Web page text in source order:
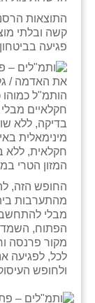
התוצאות
קשה ובלתי
פגיעה
הותמ"ל
חקלאיים
בדיקה, ללא
מינימאלית
חקלאית, ללא
המזון הטרי
החופש הזה,
מהתערבות
מבלי
הפתוח,
מקור פרנסה
לכל, לפגיעה
ולחופש
כפר מישר
כפר מע״ש
כפר מרדכי
כפר סבא (אגרא)
כפר שמריהו
מגשימים
מישר
מכורה
מנחמיה
נאות הכיכר
נווה אטי״ב